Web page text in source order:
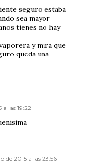
seguro estaba
sea mayor
tienes no hay
y mira que
queda una
a las 19:22
de 2015 a las 23:56